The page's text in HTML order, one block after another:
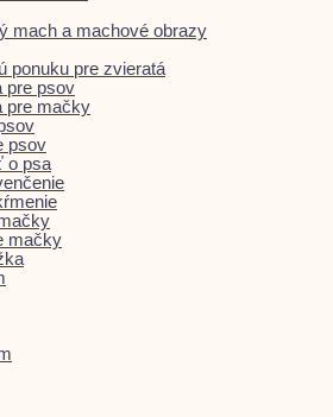
mach a machové obrazy
ponuku pre zvieratá
pre psov
pre mačky
psov
o psa
mačky